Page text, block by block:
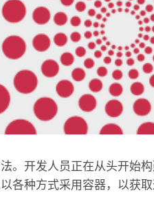
。开发人员正在从头开始
各种方式采用容器，以获